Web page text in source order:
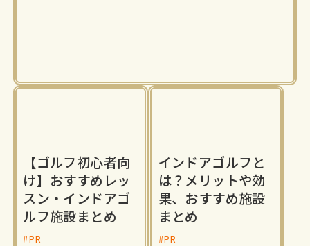
【ゴルフ初心者向
け】おすすめレッ
スン・インドアゴ
ルフ施設まとめ
#PR
インドアゴルフと
は？メリットや効
果、おすすめ施設
まとめ
#PR